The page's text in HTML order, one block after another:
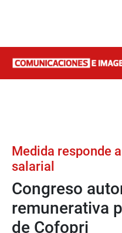
Medida responde
salarial
Congreso
remunerativa
de Cofopri